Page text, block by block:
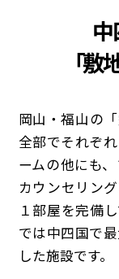
「敷
岡山・福山の
全部でそれぞ
ームの他にも
カウンセリン
１部屋を完備
では中四国で
した施設です。